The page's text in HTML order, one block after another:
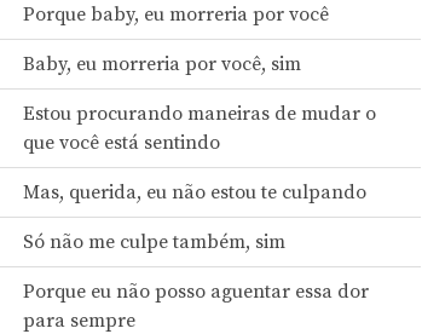
Porque baby, eu morreria por você
Baby, eu morreria por você, sim
Estou procurando maneiras de mudar o
que você está sentindo
Mas, querida, eu não estou te culpando
Só não me culpe também, sim
Porque eu não posso aguentar essa dor
para sempre